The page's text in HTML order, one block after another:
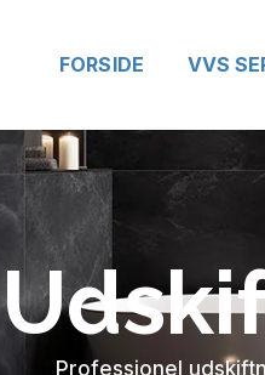
FORSIDE VVS
Professionel